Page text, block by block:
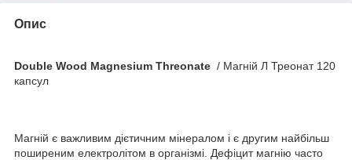
Опис
Double Wood Magnesium Threonate / Магній Л Треонат 120
капсул
Магній є важливим дієтичним мінералом і є другим найбільш
поширеним електролітом в організмі. Дефіцит магнію часто